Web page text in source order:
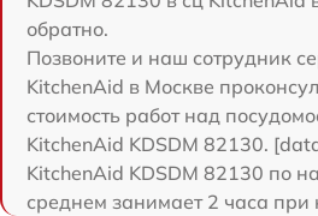
обратно.
Позвоните и наш сотрудник
KitchenAid в Москве
стоимость работ над
KitchenAid KDSDM 82130.
KitchenAid KDSDM 82130 по
среднем занимает 2 часа при